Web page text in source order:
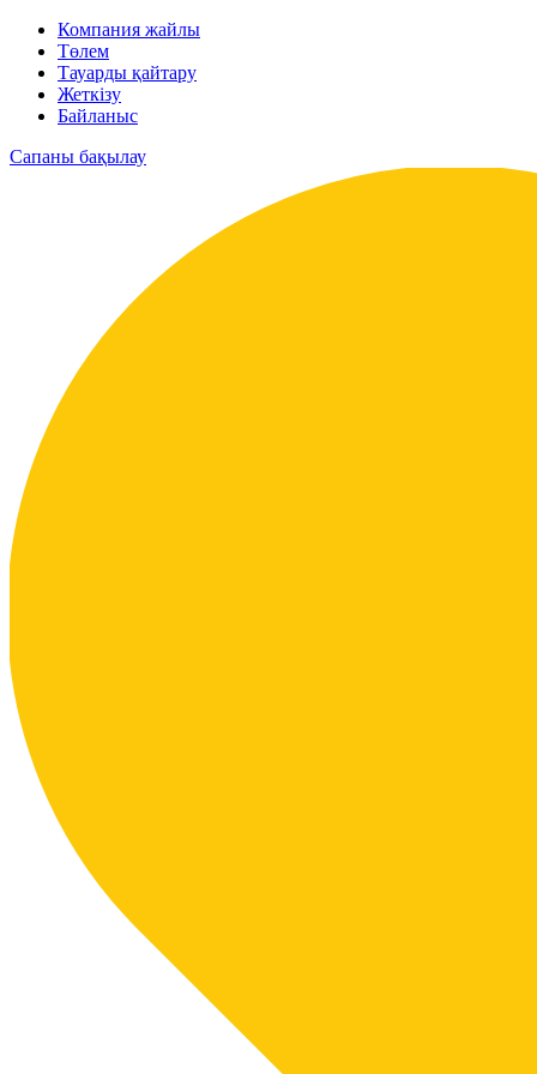
Компания жайлы
Төлем
Тауарды қайтару
Жеткізу
Байланыс
Сапаны бақылау